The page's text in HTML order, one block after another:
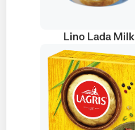
Lino Lada Milk